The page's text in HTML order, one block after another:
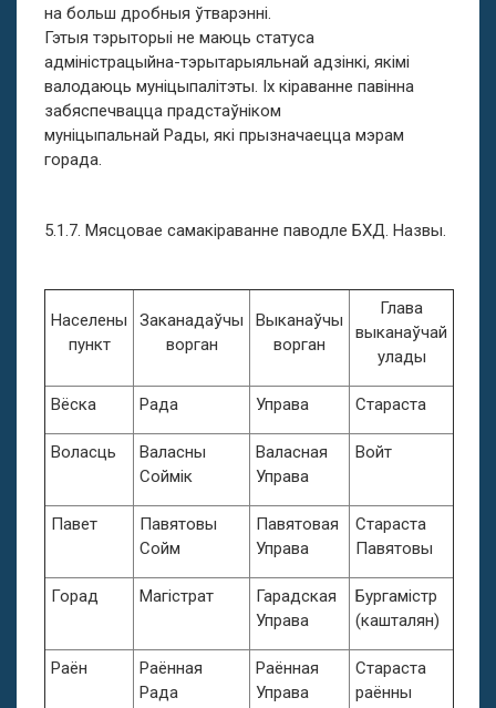
на больш дробныя ўтварэнні.
Гэтыя тэрыторыі не маюць статуса
адміністрацыйна-тэрытарыяльнай адзінкі, якімі
валодаюць муніцыпалітэты. Іх кіраванне павінна
забяспечвацца прадстаўніком
муніцыпальнай Рады, які прызначаецца мэрам
горада.
5.1.7. Мясцовае самакіраванне паводле БХД. Назвы.
Населены
пункт
Заканадаўчы
ворган
Выканаўчы
ворган
Глава
выканаўчай
улады
Вёска Рада Управа Стараста
Воласць
Валасны
Соймік
Валасная
Управа
Войт
Павет
Павятовы
Сойм
Павятовая
Управа
Стараста
Павятовы
Горад Магістрат
Гарадская
Управа
Бургамістр
(кашталян)
Раён
Раённая
Рада
Раённая
Управа
Стараста
раённы